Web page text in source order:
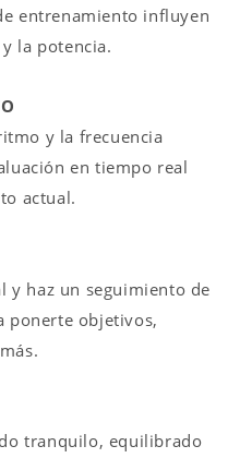
entrenamiento influyen
la potencia.
y la frecuencia
en tiempo real
actual.
y haz un seguimiento de
ponerte objetivos,
tranquilo, equilibrado